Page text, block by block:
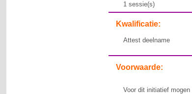
1 sessie(s)
Kwalificatie:
Attest deelname
Voorwaarde:
Voor dit initiatief mogen